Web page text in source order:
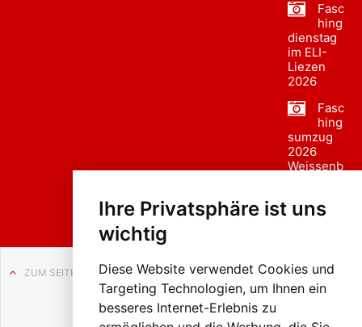
Ihre Privatsphäre ist uns
wichtig
Diese Website verwendet Cookies und
Targeting Technologien, um Ihnen ein
besseres Internet-Erlebnis zu
Fasc
hing
dienstag
im ELI-
Liezen
2026
Fasc
hing
sumzug
2026
Weissenb
ZUM SEITENANFANG
Auf BLO24.at werben?